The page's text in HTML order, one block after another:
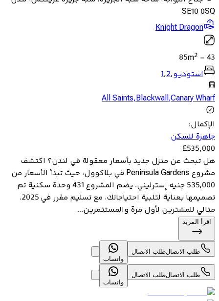
SE10 0SQ
Knight Dragon
43
-
85m2
استوديو,
1,2
All Saints,Blackwall,Canary Wharf
الإكمال:
جاهزة للسكن
£535,000
هل تبحث عن منزل جديد بأسعار معقولة في لندن؟ اكتشف
مشروع Peninsula Gardens في بلاكوول، حيث تبدأ الأسعار من
535,000 جنيه إسترليني. يضم المشروع 431 وحدة سكنية تم
تصميمها بعناية لتلبية احتياجاتك، مع تسليم مقرر في 2025.
مثالي للمشترين لأول مرة والمستثمرين...
اقرأ المزيد
طلب الاتصالطلب الاتصال
واتساب
طلب الاتصالطلب الاتصال
واتساب